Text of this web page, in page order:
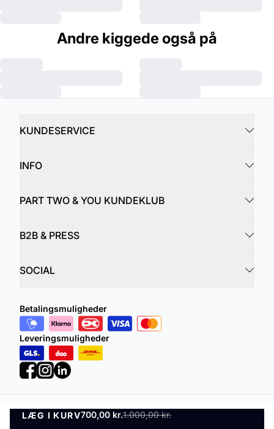
LÆG I KURV700,00 kr.1.000,00 kr.
LÆG I KURV
Andre kiggede også på
KUNDESERVICE
INFO
PART TWO & YOU KUNDEKLUB
B2B & PRESS
SOCIAL
Betalingsmuligheder
Leveringsmuligheder
Privatlivspolitik Vilkår og betingelser